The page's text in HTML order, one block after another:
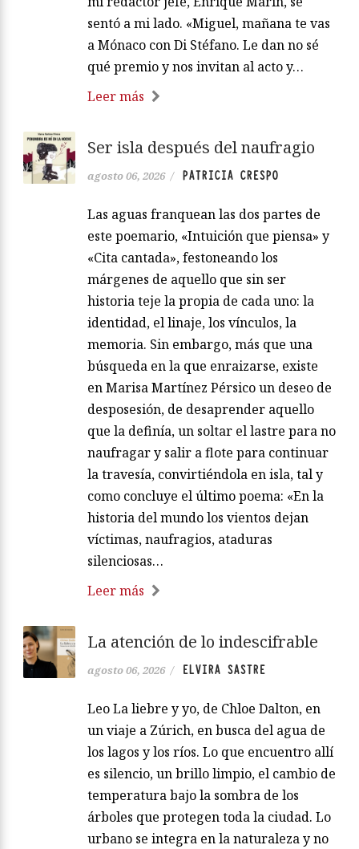
sentó a mi lado. «Miguel, mañana te vas
a Mónaco con Di Stéfano. Le dan no sé
qué premio y nos invitan al acto y…
Leer más
Ser isla después del naufragio
agosto 06, 2026 / PATRICIA CRESPO
Las aguas franquean las dos partes de
este poemario, «Intuición que piensa» y
«Cita cantada», festoneando los
márgenes de aquello que sin ser
historia teje la propia de cada uno: la
identidad, el linaje, los vínculos, la
memoria. Sin embargo, más que una
búsqueda en la que enraizarse, existe
en Marisa Martínez Pérsico un deseo de
desposesión, de desaprender aquello
que la definía, un soltar el lastre para no
naufragar y salir a flote para continuar
la travesía, convirtiéndola en isla, tal y
como concluye el último poema: «En la
historia del mundo los vientos dejan
víctimas, naufragios, ataduras
silenciosas…
Leer más
La atención de lo indescifrable
agosto 06, 2026 / ELVIRA SASTRE
Leo La liebre y yo, de Chloe Dalton, en
un viaje a Zúrich, en busca del agua de
los lagos y los ríos. Lo que encuentro allí
es silencio, un brillo limpio, el cambio de
temperatura bajo la sombra de los
árboles que protegen toda la ciudad. Lo
urbano se integra en la naturaleza y no